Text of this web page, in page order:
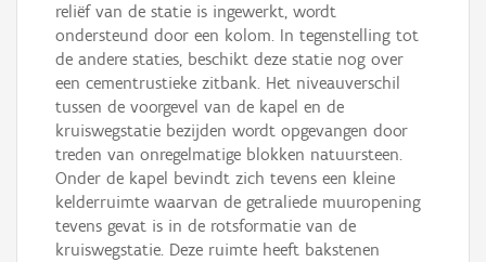
reliëf van de statie is ingewerkt, wordt
ondersteund door een kolom. In tegenstelling tot
de andere staties, beschikt deze statie nog over
een cementrustieke zitbank. Het niveauverschil
tussen de voorgevel van de kapel en de
kruiswegstatie bezijden wordt opgevangen door
treden van onregelmatige blokken natuursteen.
Onder de kapel bevindt zich tevens een kleine
kelderruimte waarvan de getraliede muuropening
tevens gevat is in de rotsformatie van de
kruiswegstatie. Deze ruimte heeft bakstenen